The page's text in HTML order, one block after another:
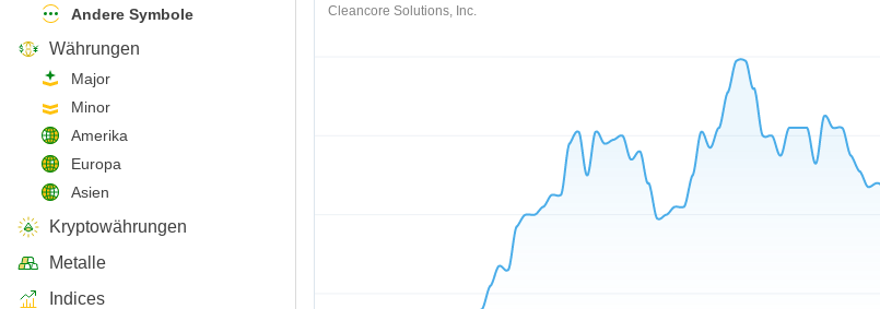
Andere Symbole
Währungen
Major
Minor
Amerika
Europa
Asien
Kryptowährungen
Metalle
Indices
Cleancore Solutions, Inc.